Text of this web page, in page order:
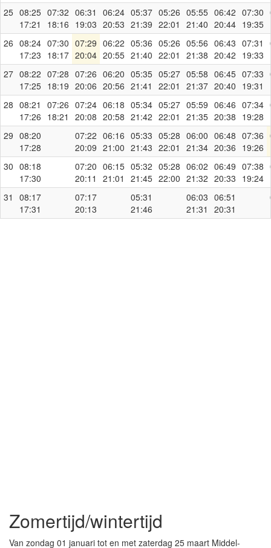
25 08:25
17:21
07:32
18:16
06:31
19:03
06:24
20:53
05:37
21:39
05:26
22:01
05:55
21:40
06:42
20:44
07:30
19:35
26 08:24
17:23
07:30
18:17
07:29
20:04
06:22
20:55
05:36
21:40
05:26
22:01
05:56
21:38
06:43
20:42
07:31
19:33
27 08:22
17:25
07:28
18:19
07:26
20:06
06:20
20:56
05:35
21:41
05:27
22:01
05:58
21:37
06:45
20:40
07:33
19:31
28 08:21
17:26
07:26
18:21
07:24
20:08
06:18
20:58
05:34
21:42
05:27
22:01
05:59
21:35
06:46
20:38
07:34
19:28
29 08:20
17:28
07:22
20:09
06:16
21:00
05:33
21:43
05:28
22:01
06:00
21:34
06:48
20:36
07:36
19:26
30 08:18
17:30
07:20
20:11
06:15
21:01
05:32
21:45
05:28
22:00
06:02
21:32
06:49
20:33
07:38
19:24
31
08:17
17:31
07:17
20:13
05:31
21:46
06:03
21:31
06:51
20:31
Zomertijd/wintertijd
Van zondag 01 januari tot en met zaterdag 25 maart Middel-